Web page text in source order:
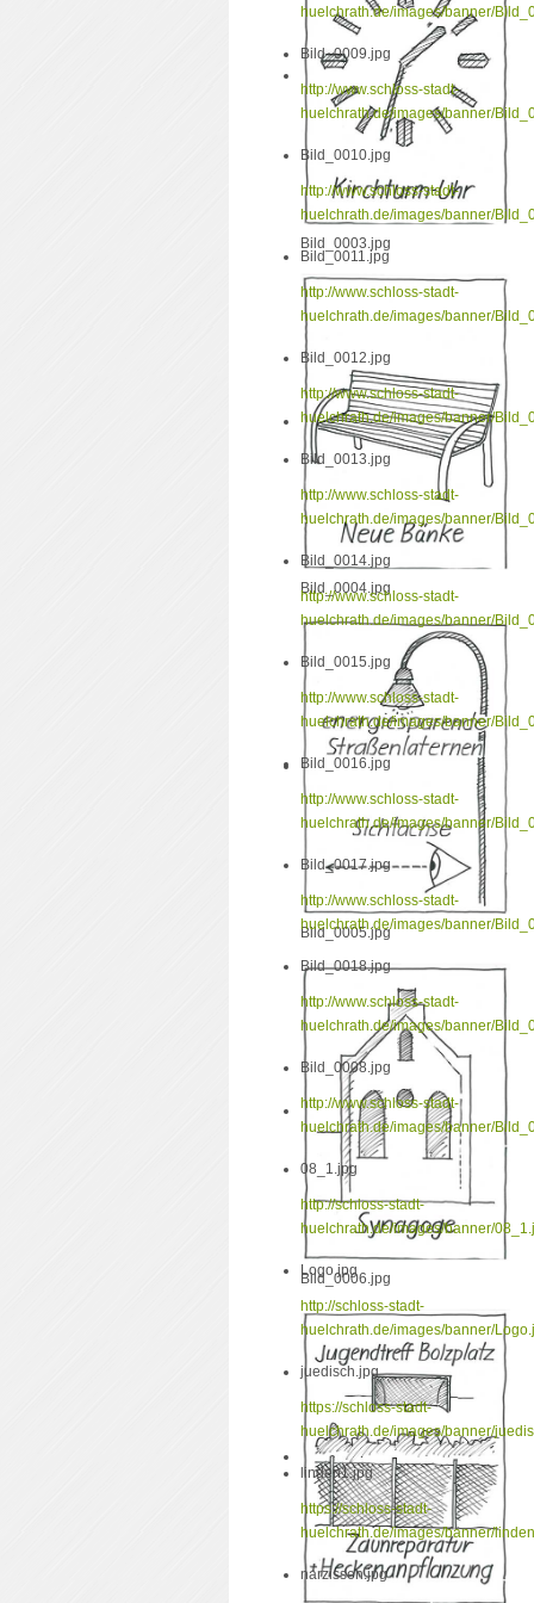
Bild_0003.jpg
Bild_0004.jpg
Bild_0005.jpg
Bild_0006.jpg
huelchrath.de/images/banner/
Bild_0009.jpg
http://www.schloss-stadt-
huelchrath.de/images/banner/
Bild_0010.jpg
http://www.schloss-stadt-
huelchrath.de/images/banner/
Bild_0011.jpg
http://www.schloss-stadt-
huelchrath.de/images/banner/
Bild_0012.jpg
http://www.schloss-stadt-
huelchrath.de/images/banner/
Bild_0013.jpg
http://www.schloss-stadt-
huelchrath.de/images/banner/
Bild_0014.jpg
http://www.schloss-stadt-
huelchrath.de/images/banner/
Bild_0015.jpg
http://www.schloss-stadt-
huelchrath.de/images/banner/
Bild_0016.jpg
http://www.schloss-stadt-
huelchrath.de/images/banner/
Bild_0017.jpg
http://www.schloss-stadt-
huelchrath.de/images/banner/
Bild_0018.jpg
http://www.schloss-stadt-
huelchrath.de/images/banner/
Bild_0008.jpg
http://www.schloss-stadt-
huelchrath.de/images/banner/
08_1.jpg
http://schloss-stadt-
huelchrath.de/images/banner/
Logo.jpg
http://schloss-stadt-
huelchrath.de/images/banner/
juedisch.jpg
https://schloss-stadt-
huelchrath.de/images/banner/
linden1.jpg
https://schloss-stadt-
huelchrath.de/images/banner/
narzissen.jpg